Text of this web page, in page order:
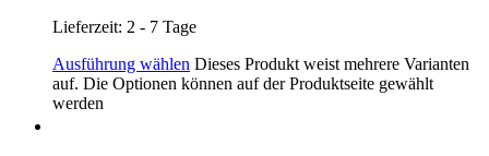
Lieferzeit: 2 - 7 Tage
Ausführung wählen Dieses Produkt weist mehrere Varianten
auf. Die Optionen können auf der Produktseite gewählt
werden